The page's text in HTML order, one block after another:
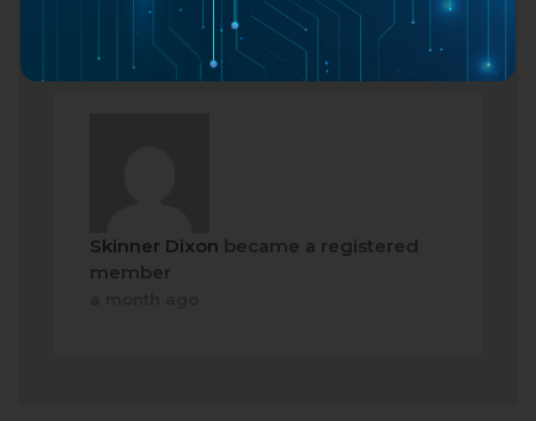
Skinner Dixon became a registered
member